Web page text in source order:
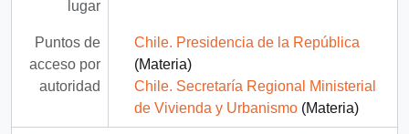
lugar
Puntos de
acceso por
autoridad
Chile. Presidencia de la República
(Materia)
Chile. Secretaría Regional Ministerial
de Vivienda y Urbanismo(Materia)